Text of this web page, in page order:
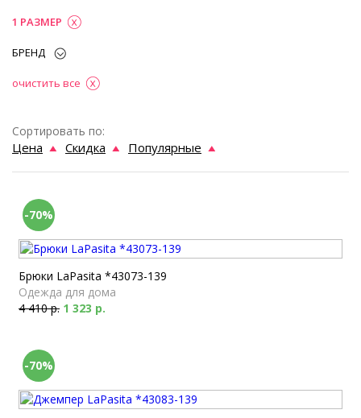
1 РАЗМЕР
БРЕНД
очистить все
Сортировать по:
Цена Скидка Популярные
-70%
Брюки LaPasita *43073-139
Одежда для дома
4 410 р. 1 323 р.
-70%